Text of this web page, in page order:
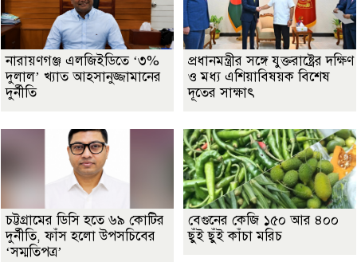
নারায়ণগঞ্জ এলজিইডিতে ‘৩%
দুলাল’ খ্যাত আহসানুজ্জামানের
দুর্নীতি
প্রধানমন্ত্রীর সঙ্গে যুক্তরাষ্ট্রের দক্ষিণ
ও মধ্য এশিয়াবিষয়ক বিশেষ
দূতের সাক্ষাৎ
চট্টগ্রামের ডিসি হতে ৬৯ কোটির
দুর্নীতি, ফাঁস হলো উপসচিবের
‘সম্মতিপত্র’
বেগুনের কেজি ১৫০ আর ৪০০
ছুঁই ছুঁই কাঁচা মরিচ